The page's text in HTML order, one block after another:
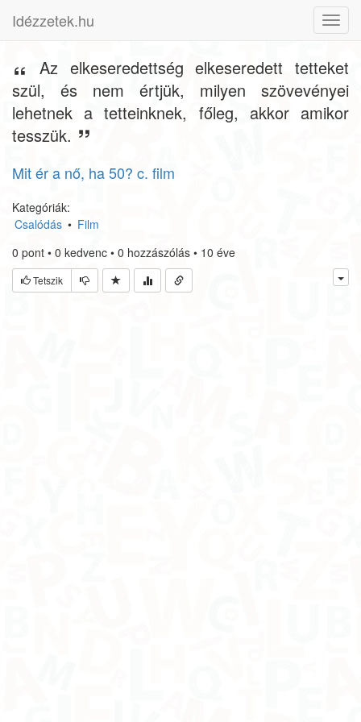
Idézzetek.hu
Az elkeseredettség elkeseredett tetteket
szül, és nem értjük, milyen szövevényei
lehetnek a tetteinknek, főleg, akkor amikor
tesszük.
Mit ér a nő, ha 50? c. film
Kategóriák:
Csalódás • Film
0 pont • 0 kedvenc • 0 hozzászólás • 10 éve
Tetszik